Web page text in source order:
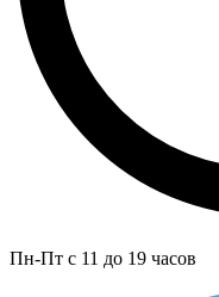
Пн-Пт с 11 до 19 часов